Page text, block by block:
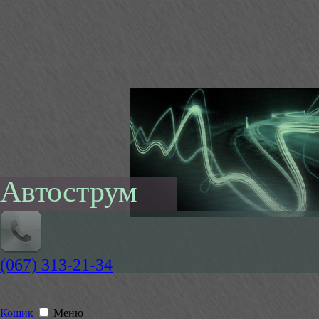
Автострум
(067) 313-21-34
Кошик Меню